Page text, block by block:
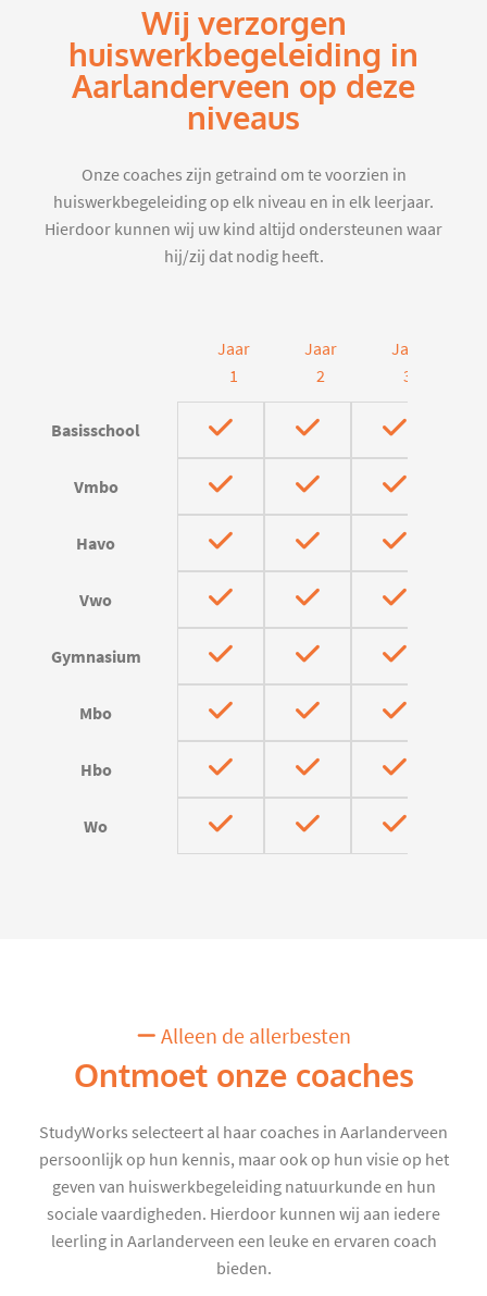
Wij verzorgen
huiswerkbegeleiding in
Aarlanderveen op deze
niveaus
Onze coaches zijn getraind om te voorzien in
huiswerkbegeleiding op elk niveau en in elk leerjaar.
Hierdoor kunnen wij uw kind altijd ondersteunen waar
hij/zij dat nodig heeft.
Jaar
1
Jaar
2
Jaar
3
Basisschool
Vmbo
Havo
Vwo
Gymnasium
Mbo
Hbo
Wo
Alleen de allerbesten
Ontmoet onze coaches
StudyWorks selecteert al haar coaches in Aarlanderveen
persoonlijk op hun kennis, maar ook op hun visie op het
geven van huiswerkbegeleiding natuurkunde en hun
sociale vaardigheden. Hierdoor kunnen wij aan iedere
leerling in Aarlanderveen een leuke en ervaren coach
bieden.